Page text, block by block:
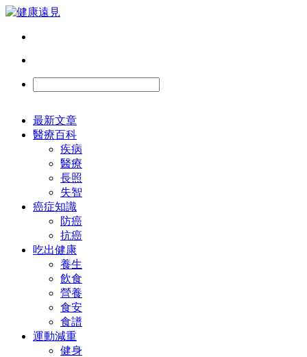
最新文章
醫療百科
疾病
醫療
長照
失智
癌症知識
防癌
抗癌
吃出健康
養生
飲食
營養
食安
食譜
運動減重
健身